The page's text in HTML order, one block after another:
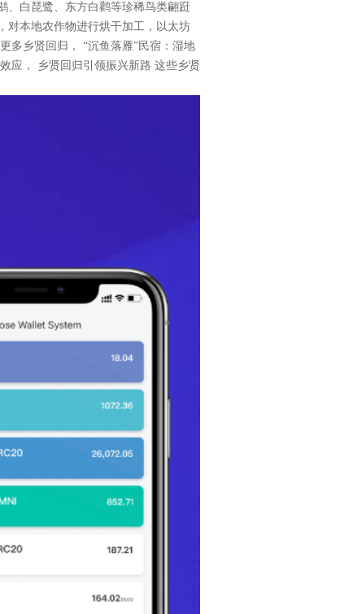
、白琵鹭、东方白鹳等珍稀鸟类翩跹
对本地农作物进行烘干加工，以太坊
多乡贤回归， “沉鱼落雁”民宿：湿地
应， 乡贤回归引领振兴新路 这些乡贤